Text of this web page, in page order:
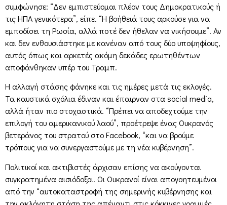
συμφώνησε: “Δεν εμπιστεύομαι πλέον τους Δημοκρατικούς ή
τις ΗΠΑ γενικότερα”, είπε. “Η βοήθειά τους αρκούσε για να
εμποδίσει τη Ρωσία, αλλά ποτέ δεν ήθελαν να νικήσουμε”. Αν
και δεν ενθουσιάστηκε με κανέναν από τους δύο υποψηφίους,
αυτός όπως και αρκετές ακόμη δεκάδες ερωτηθέντων
αποφάνθηκαν υπέρ του Τραμπ.
Η αλλαγή στάσης φάνηκε και τις ημέρες μετά τις εκλογές.
Τα καυστικά σχόλια έδιναν και έπαιρναν στα social media,
αλλά ήταν πιο στοχαστικά. “Πρέπει να αποδεχτούμε την
επιλογή του αμερικανικού λαού”, προέτρεψε ένας Ουκρανός
βετεράνος του στρατού στο Facebook, “και να βρούμε
τρόπους για να συνεργαστούμε με τη νέα κυβέρνηση”.
Πολιτικοί και ακτιβιστές άρχισαν επίσης να ακούγονται
συγκρατημένα αισιόδοξοι. Οι Ουκρανοί είναι απογοητευμένοι
από την “αυτοκαταστροφή της σημερινής κυβέρνησης και